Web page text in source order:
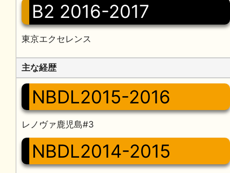
B2 2016-2017
東京エクセレンス
主な経歴
NBDL2015-2016
レノヴァ鹿児島#3
NBDL2014-2015